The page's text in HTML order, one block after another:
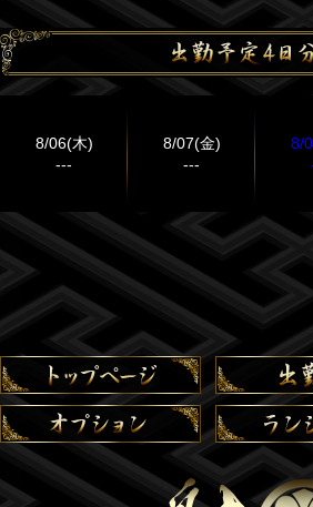
8/06(木)
---
8/07(金)
---
8/